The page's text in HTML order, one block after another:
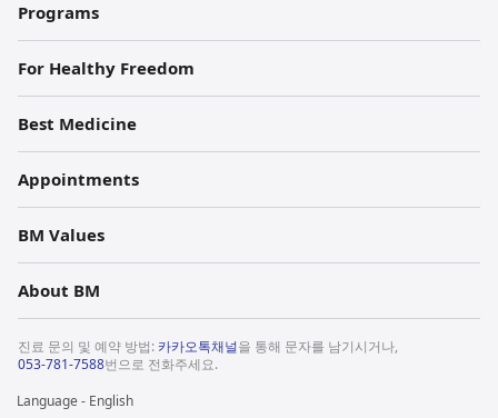
Programs
For Healthy Freedom
Best Medicine
Appointments
BM Values
About BM
진료 문의 및 예약 방법: 카카오톡채널을 통해 문자를 남기시거나,
053-781-7588번으로 전화주세요.
Language - English